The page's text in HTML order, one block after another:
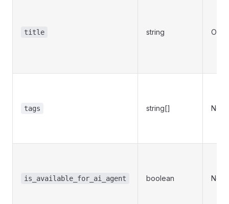
title string Oui
tags string[] Non
is_available_for_ai_agent boolean Non